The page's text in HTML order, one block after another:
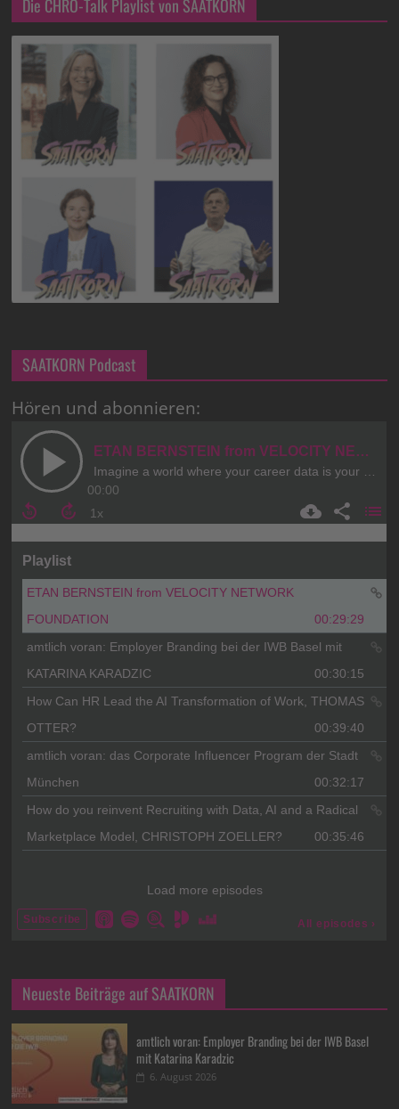
Die CHRO-Talk Playlist von SAATKORN
SAATKORN Podcast
Hören und abonnieren:
Neueste Beiträge auf SAATKORN
amtlich voran: Employer Branding bei der IWB Basel
mit Katarina Karadzic
6. August 2026